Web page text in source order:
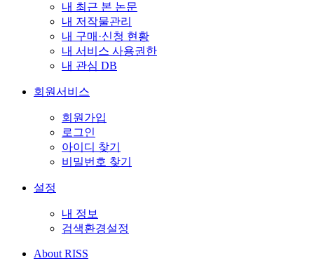
내 최근 본 논문
내 저작물관리
내 구매·신청 현황
내 서비스 사용권한
내 관심 DB
회원서비스
회원가입
로그인
아이디 찾기
비밀번호 찾기
설정
내 정보
검색환경설정
About RISS